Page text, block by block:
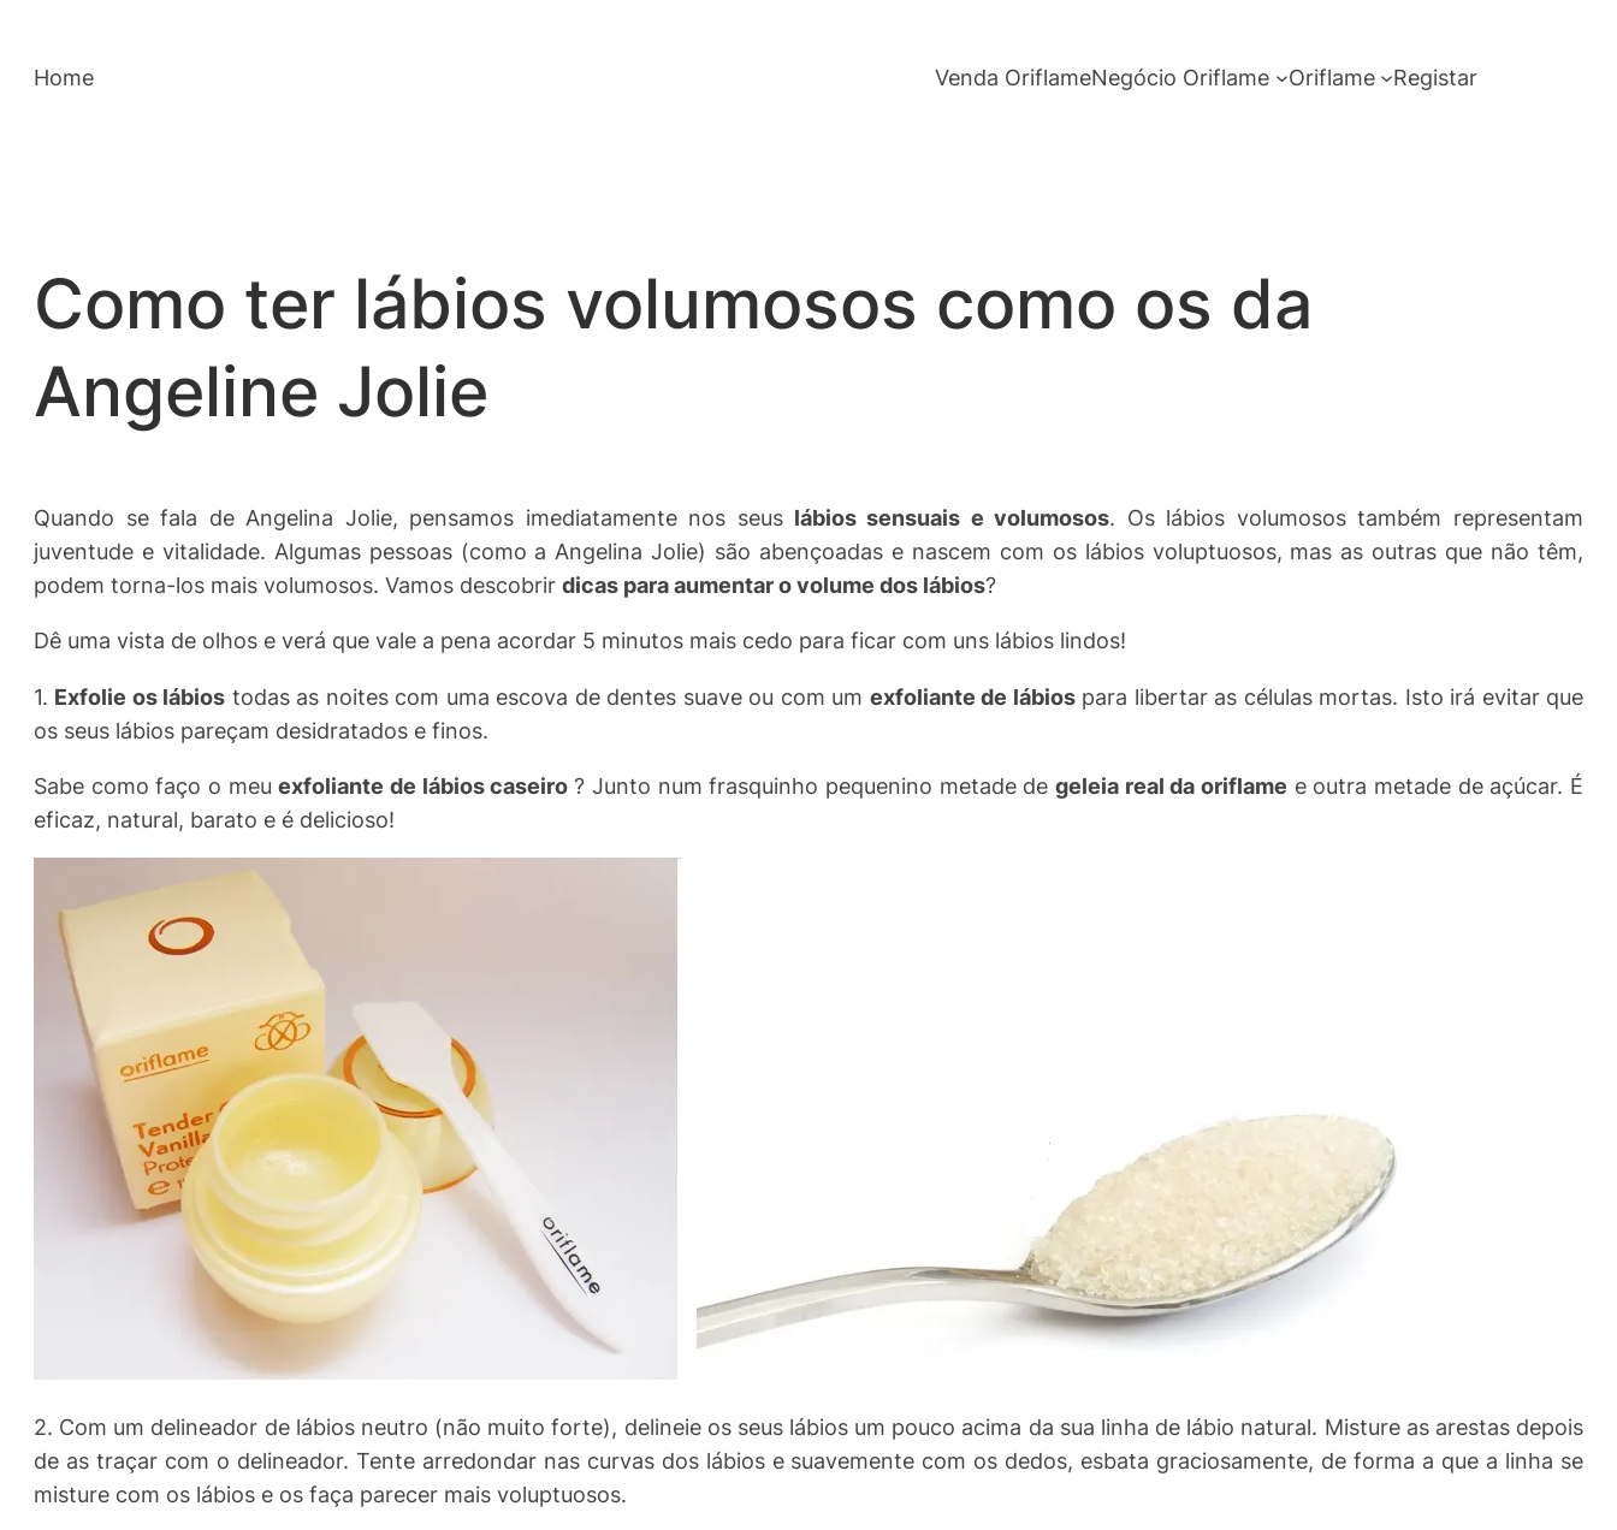
Home Venda OriflameNegócio Oriflame Oriflame Registar
Como ter lábios volumosos como os da
Angeline Jolie
Quando se fala de Angelina Jolie, pensamos imediatamente nos seus lábios sensuais e volumosos. Os lábios volumosos também representam
juventude e vitalidade. Algumas pessoas (como a Angelina Jolie) são abençoadas e nascem com os lábios voluptuosos, mas as outras que não têm,
podem torna-los mais volumosos. Vamos descobrir dicas para aumentar o volume dos lábios?
Dê uma vista de olhos e verá que vale a pena acordar 5 minutos mais cedo para ficar com uns lábios lindos!
1. Exfolie os lábios todas as noites com uma escova de dentes suave ou com um exfoliante de lábiospara libertar as células mortas. Isto irá evitar que
os seus lábios pareçam desidratados e finos.
Sabe como faço o meuexfoliante de lábios caseiro? Junto num frasquinho pequenino metade de geleia real da oriflame e outra metade de açúcar. É
eficaz, natural, barato e é delicioso!
2. Com um delineador de lábios neutro (não muito forte), delineie os seus lábios um pouco acima da sua linha de lábio natural. Misture as arestas depois
de as traçar com o delineador. Tente arredondar nas curvas dos lábios e suavemente com os dedos, esbata graciosamente, de forma a que a linha se
misture com os lábios e os faça parecer mais voluptuosos.